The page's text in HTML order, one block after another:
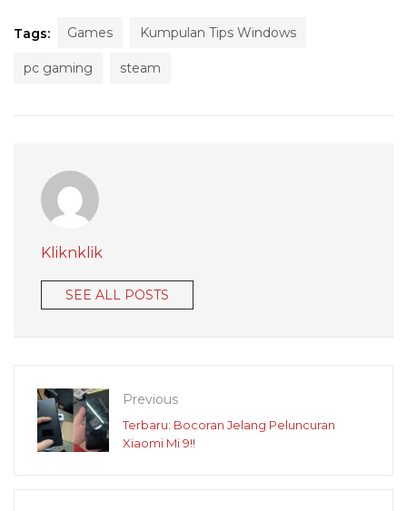
Tags: Games Kumpulan Tips Windows
pc gaming steam
Kliknklik
SEE ALL POSTS
Previous
Terbaru: Bocoran Jelang Peluncuran
Xiaomi Mi 9!!